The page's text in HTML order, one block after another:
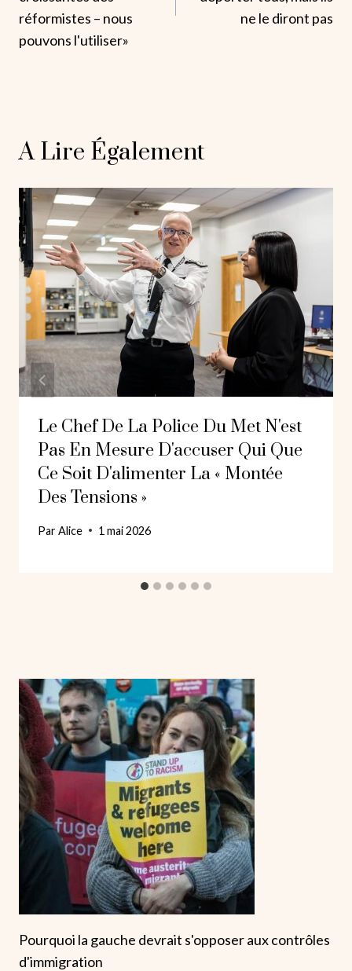
réformistes – nous
pouvons l'utiliser»
ne le diront pas
A Lire Également
Le Chef De La Police Du Met N'est
Pas En Mesure D'accuser Qui Que
Ce Soit D'alimenter La « Montée
Des Tensions »
ParAlice 1 mai 2026
Pourquoi la gauche devrait s'opposer aux contrôles
d'immigration